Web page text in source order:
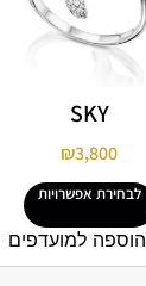
SKY
₪3,800
לבחירת אפשרויות
הוספה למועדפים